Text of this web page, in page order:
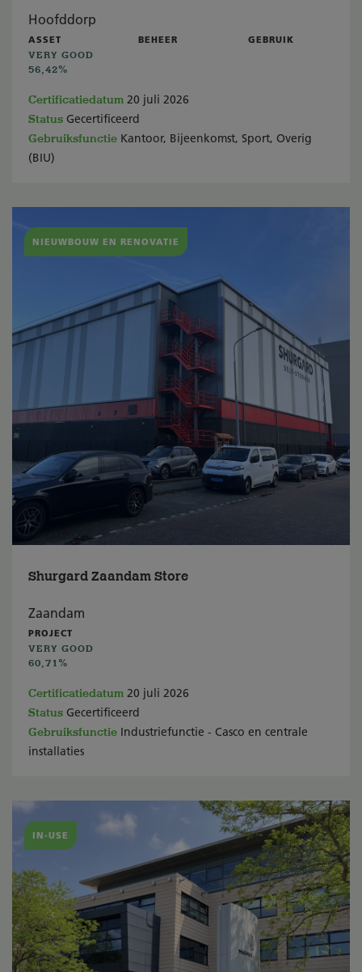
Hoofddorp
ASSET
VERY GOOD
56,42%
BEHEER GEBRUIK
Certificatiedatum 20 juli 2026
Status Gecertificeerd
Gebruiksfunctie Kantoor, Bijeenkomst, Sport, Overig
(BIU)
NIEUWBOUW EN RENOVATIE
Shurgard Zaandam Store
Zaandam
PROJECT
VERY GOOD
60,71%
Certificatiedatum 20 juli 2026
Status Gecertificeerd
Gebruiksfunctie Industriefunctie - Casco en centrale
installaties
IN-USE